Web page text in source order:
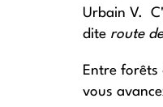
Urbain V.
dite route
Entre forêts
vous